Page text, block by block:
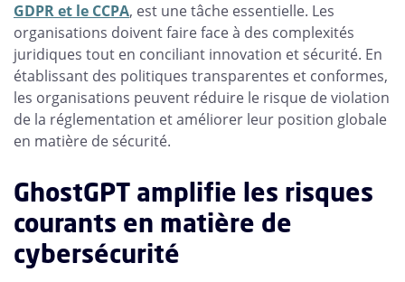
GDPR et le CCPA, est une tâche essentielle. Les
organisations doivent faire face à des complexités
juridiques tout en conciliant innovation et sécurité. En
établissant des politiques transparentes et conformes,
les organisations peuvent réduire le risque de violation
de la réglementation et améliorer leur position globale
en matière de sécurité.
GhostGPT amplifie les risques
courants en matière de
cybersécurité